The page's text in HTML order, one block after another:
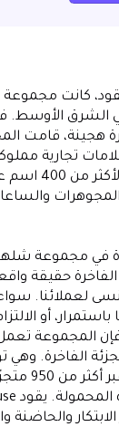
كانت
الشرق الأوسط.
هجينة، قامت
أكثر من 10 علامات
التوزيع
في مجموعة
حقيقة
لعملائنا.
أو
فإن المجموعة
الفاخرة.
متعددة
الابتكار